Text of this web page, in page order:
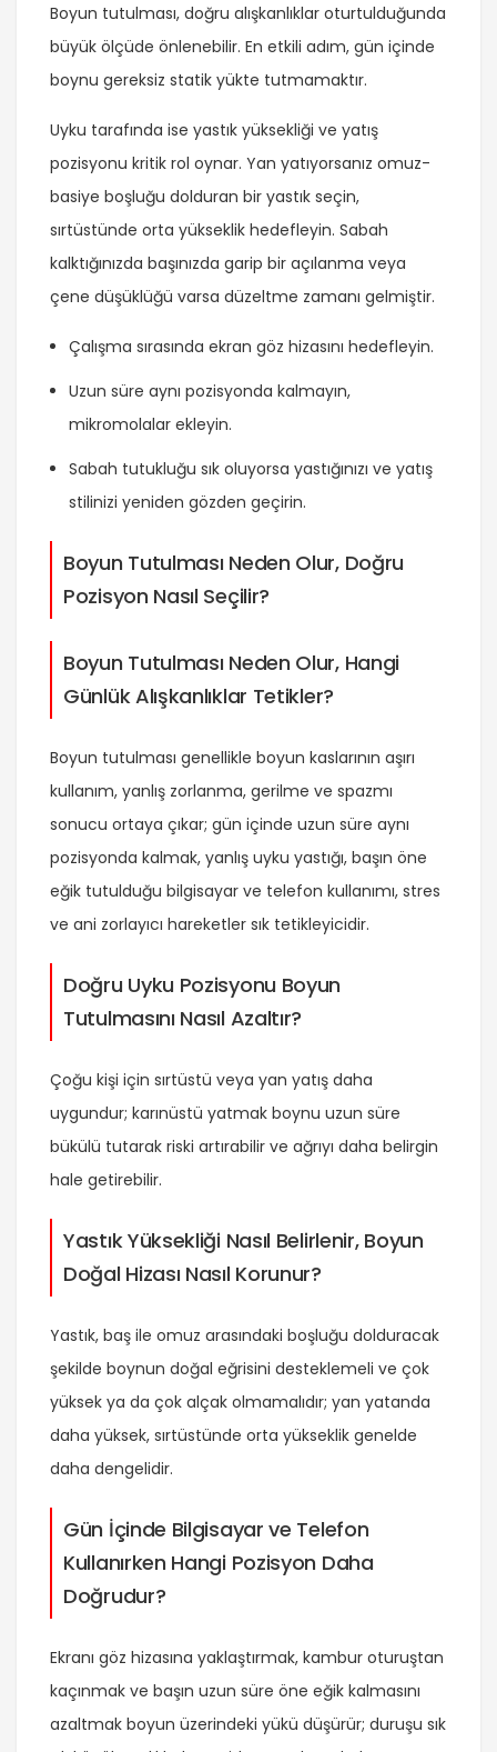
Boyun tutulması, doğru alışkanlıklar oturtulduğunda
büyük ölçüde önlenebilir. En etkili adım, gün içinde
boynu gereksiz statik yükte tutmamaktır.
Uyku tarafında ise yastık yüksekliği ve yatış
pozisyonu kritik rol oynar. Yan yatıyorsanız omuz-
basiye boşluğu dolduran bir yastık seçin,
sırtüstünde orta yükseklik hedefleyin. Sabah
kalktığınızda başınızda garip bir açılanma veya
çene düşüklüğü varsa düzeltme zamanı gelmiştir.
Çalışma sırasında ekran göz hizasını hedefleyin.
Uzun süre aynı pozisyonda kalmayın,
mikromolalar ekleyin.
Sabah tutukluğu sık oluyorsa yastığınızı ve yatış
stilinizi yeniden gözden geçirin.
Boyun Tutulması Neden Olur, Doğru
Pozisyon Nasıl Seçilir?
Boyun Tutulması Neden Olur, Hangi
Günlük Alışkanlıklar Tetikler?
Boyun tutulması genellikle boyun kaslarının aşırı
kullanım, yanlış zorlanma, gerilme ve spazmı
sonucu ortaya çıkar; gün içinde uzun süre aynı
pozisyonda kalmak, yanlış uyku yastığı, başın öne
eğik tutulduğu bilgisayar ve telefon kullanımı, stres
ve ani zorlayıcı hareketler sık tetikleyicidir.
Doğru Uyku Pozisyonu Boyun
Tutulmasını Nasıl Azaltır?
Çoğu kişi için sırtüstü veya yan yatış daha
uygundur; karınüstü yatmak boynu uzun süre
bükülü tutarak riski artırabilir ve ağrıyı daha belirgin
hale getirebilir.
Yastık Yüksekliği Nasıl Belirlenir, Boyun
Doğal Hizası Nasıl Korunur?
Yastık, baş ile omuz arasındaki boşluğu dolduracak
şekilde boynun doğal eğrisini desteklemeli ve çok
yüksek ya da çok alçak olmamalıdır; yan yatanda
daha yüksek, sırtüstünde orta yükseklik genelde
daha dengelidir.
Gün İçinde Bilgisayar ve Telefon
Kullanırken Hangi Pozisyon Daha
Doğrudur?
Ekranı göz hizasına yaklaştırmak, kambur oturuştan
kaçınmak ve başın uzun süre öne eğik kalmasını
azaltmak boyun üzerindeki yükü düşürür; duruşu sık